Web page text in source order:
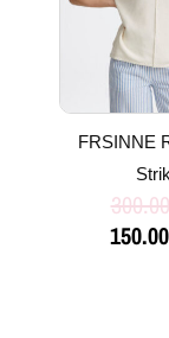
FRSINNE
Strik
150.00